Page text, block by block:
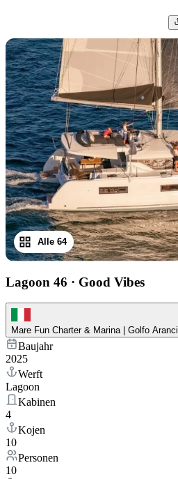
Alle 64
Lagoon 46 · Good Vibes
Mare Fun Charter & Marina | Golfo Aranci
Baujahr
2025
Werft
Lagoon
Kabinen
4
Kojen
10
Personen
10